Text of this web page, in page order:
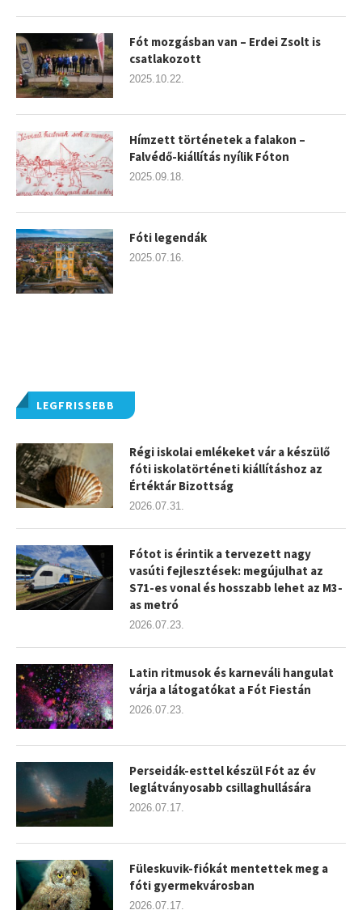
LEGFRISSEBB
Régi iskolai emlékeket vár a készülő
fóti iskolatörténeti kiállításhoz az
Értéktár Bizottság
2026.07.31.
Fótot is érintik a tervezett nagy
vasúti fejlesztések: megújulhat az
S71-es vonal és hosszabb lehet az M3-
as metró
2026.07.23.
Latin ritmusok és karneváli hangulat
várja a látogatókat a Fót Fiestán
2026.07.23.
Perseidák-esttel készül Fót az év
leglátványosabb csillaghullására
2026.07.17.
Füleskuvik-fiókát mentettek meg a
fóti gyermekvárosban
2026.07.17.
Fót mozgásban van – Erdei Zsolt is
csatlakozott
2025.10.22.
Hímzett történetek a falakon –
Falvédő-kiállítás nyílik Fóton
2025.09.18.
Fóti legendák
2025.07.16.